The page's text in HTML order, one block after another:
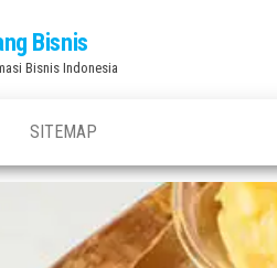
Bisnis
Bisnis Indonesia
SITEMAP